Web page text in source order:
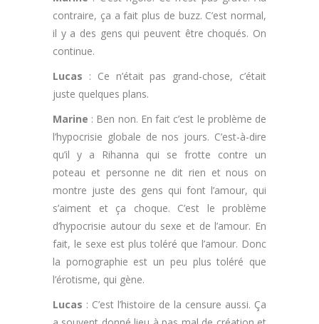
contraire, ça a fait plus de buzz. C’est normal,
il y a des gens qui peuvent être choqués. On
continue.
Lucas : Ce n’était pas grand-chose, c’était
juste quelques plans.
Marine : Ben non. En fait c’est le problème de
l’hypocrisie globale de nos jours. C’est-à-dire
qu’il y a Rihanna qui se frotte contre un
poteau et personne ne dit rien et nous on
montre juste des gens qui font l’amour, qui
s’aiment et ça choque. C’est le problème
d’hypocrisie autour du sexe et de l’amour. En
fait, le sexe est plus toléré que l’amour. Donc
la pornographie est un peu plus toléré que
l’érotisme, qui gène.
Lucas : C’est l’histoire de la censure aussi. Ça